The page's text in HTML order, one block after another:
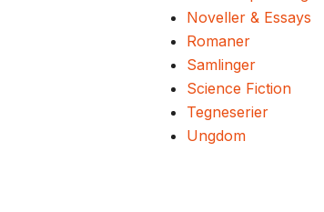
Noveller & Essays
Romaner
Samlinger
Science Fiction
Tegneserier
Ungdom